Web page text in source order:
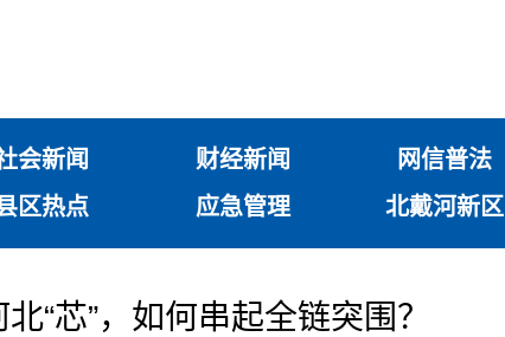
会新闻 财经新闻 网信普法
区热点 应急管理 北戴河新区
“芯”，如何串起全链突围？